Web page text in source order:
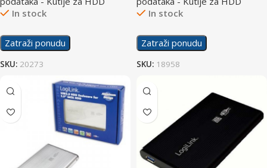
In stock
Zatraži ponudu
SKU: 20273
In stock
Zatraži ponudu
SKU: 18958